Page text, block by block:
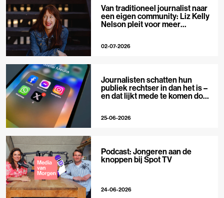
Van traditioneel journalist naar
een eigen community: Liz Kelly
Nelson pleit voor meer
02-07-2026
Journalisten schatten hun
publiek rechtser in dan het is –
en dat lijkt mede te komen door
25-06-2026
Podcast: Jongeren aan de
knoppen bij Spot TV
24-06-2026